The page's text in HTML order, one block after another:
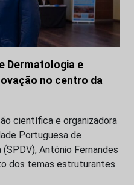
Dermatologia e
no centro da
científica e organizadora
Portuguesa de
António Fernandes
dos temas estruturantes